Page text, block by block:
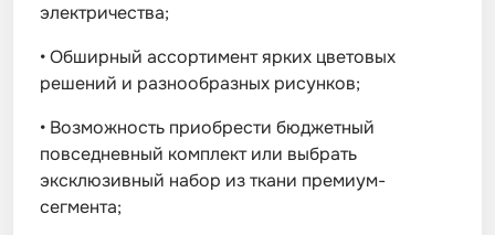
электричества;
•Обширный ассортимент ярких цветовых
решений и разнообразных рисунков;
• Возможность приобрести бюджетный
повседневный комплект или выбрать
эксклюзивный набор из ткани премиум-
сегмента;